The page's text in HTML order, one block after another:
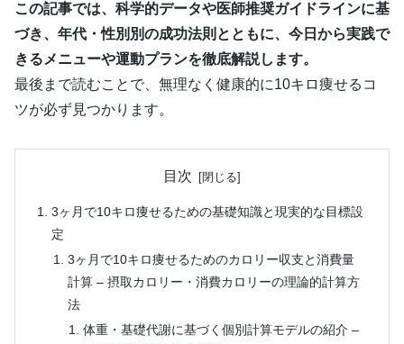
この記事では、科学的データや医師推奨ガイドラインに基
づき、年代・性別別の成功法則とともに、今日から実践で
きるメニューや運動プランを徹底解説します。
最後まで読むことで、無理なく健康的に10キロ痩せるコ
ツが必ず見つかります。
目次
3ヶ月で10キロ痩せるための基礎知識と現実的な目標設
定
3ヶ月で10キロ痩せるためのカロリー収支と消費量
計算 – 摂取カロリー・消費カロリーの理論的計算方
法
体重・基礎代謝に基づく個別計算モデルの紹介 –